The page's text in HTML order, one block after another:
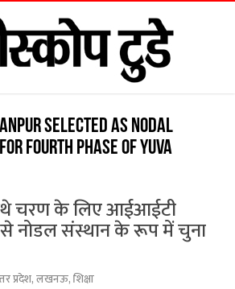
selected as nodal
fourth phase of Yuva
चरण के लिए आईआईटी
नोडल संस्थान के रूप में चुना
प्रदेश,लखनऊ,शिक्षा